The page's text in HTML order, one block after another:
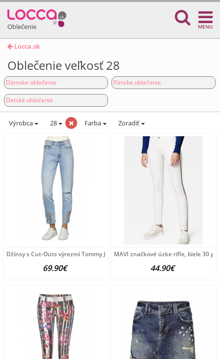
Oblečenie MENU
Locca.sk
Oblečenie veľkosť 28
Dámske oblečenie Pánske oblečenie
Detské oblečenie
Výrobca 28 Farba Zoradiť
Džínsy s Cut-Outs výrezmi Tommy Jeans, modré
69.90€
MAVI značkové úzke rifle, biele 30
44.90€